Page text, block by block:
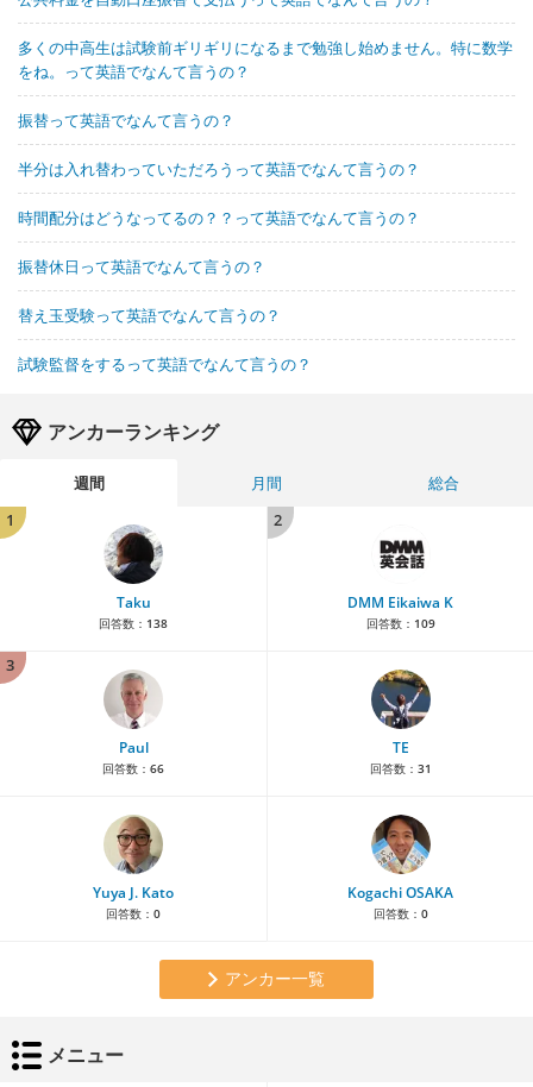
多くの中高生は試験前ギリギリになるまで勉強し始めません。特に数学
をね。って英語でなんて言うの？
振替って英語でなんて言うの？
半分は入れ替わっていただろうって英語でなんて言うの？
時間配分はどうなってるの？？って英語でなんて言うの？
振替休日って英語でなんて言うの？
替え玉受験って英語でなんて言うの？
試験監督をするって英語でなんて言うの？
アンカーランキング
週間 月間
総合
1
Taku
回答数： 138
2
DMM Eikaiwa K
回答数： 109
3
Paul
回答数： 66
TE
回答数： 31
Yuya J. Kato
回答数： 0
Kogachi OSAKA
回答数： 0
アンカー一覧
メニュー